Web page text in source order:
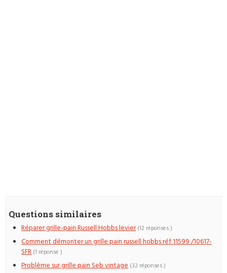
Questions similaires
Réparer grille-pain Russell Hobbs levier (12 réponses )
Comment démonter un grille pain russell hobbs réf 11599 /10617-
SFR (1 réponse )
Problème sur grille pain Seb vintage (32 réponses )